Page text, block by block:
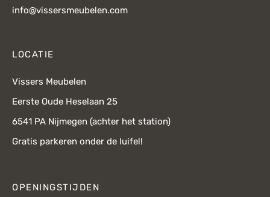
info@vissersmeubelen.com
LOCATIE
Vissers Meubelen
Eerste Oude Heselaan 25
6541 PA Nijmegen (achter het station)
Gratis parkeren onder de luifel!
OPENINGSTIJDEN